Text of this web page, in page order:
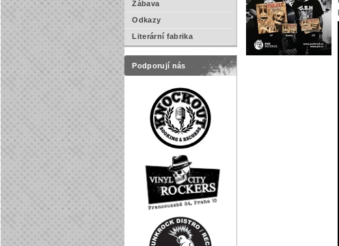
Zábava
Odkazy
Literární fabrika
Podporují nás